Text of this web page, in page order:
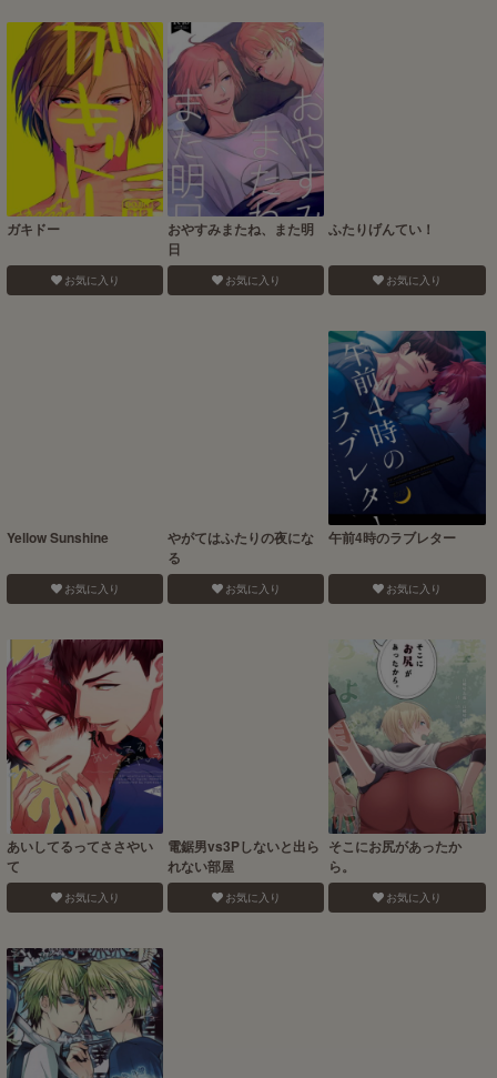
ガキドー
お気に入り
おやすみまたね、また明
日
お気に入り
ふたりげんてい！
お気に入り
Yellow Sunshine
お気に入り
やがてはふたりの夜にな
る
お気に入り
午前4時のラブレター
お気に入り
あいしてるってささやい
て
お気に入り
電鋸男vs3Pしないと出ら
れない部屋
お気に入り
そこにお尻があったか
ら。
お気に入り